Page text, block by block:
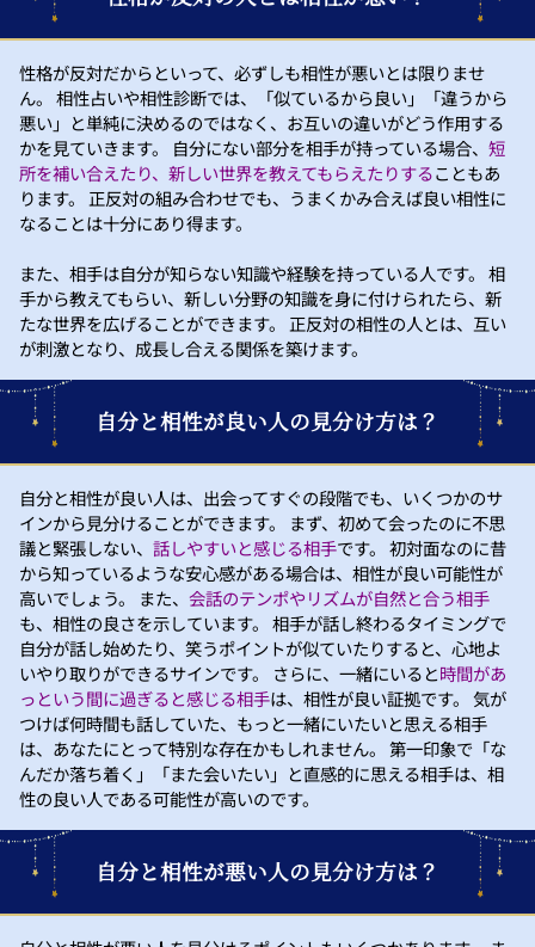
性格が反対だからといって、必ずしも相性が悪いとは限りませ
ん。 相性占いや相性診断では、「似ているから良い」「違うから
悪い」と単純に決めるのではなく、お互いの違いがどう作用する
かを見ていきます。 自分にない部分を相手が持っている場合、 短
所を補い合えたり、新しい世界を教えてもらえたりすることもあ
ります。 正反対の組み合わせでも、うまくかみ合えば良い相性に
なることは十分にあり得ます。
また、相手は自分が知らない知識や経験を持っている人です。 相
手から教えてもらい、新しい分野の知識を身に付けられたら、新
たな世界を広げることができます。 正反対の相性の人とは、互い
が刺激となり、成長し合える関係を築けます。
自分と相性が良い人の見分け方は？
自分と相性が良い人は、出会ってすぐの段階でも、いくつかのサ
インから見分けることができます。 まず、初めて会ったのに不思
議と緊張しない、 話しやすいと感じる相手です。 初対面なのに昔
から知っているような安心感がある場合は、相性が良い可能性が
高いでしょう。 また、 会話のテンポやリズムが自然と合う相手
も、相性の良さを示しています。 相手が話し終わるタイミングで
自分が話し始めたり、笑うポイントが似ていたりすると、心地よ
いやり取りができるサインです。 さらに、一緒にいると時間があ
っという間に過ぎると感じる相手は、相性が良い証拠です。 気が
つけば何時間も話していた、もっと一緒にいたいと思える相手
は、あなたにとって特別な存在かもしれません。 第一印象で「な
んだか落ち着く」「また会いたい」と直感的に思える相手は、相
性の良い人である可能性が高いのです。
自分と相性が悪い人の見分け方は？